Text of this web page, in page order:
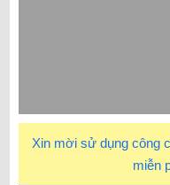
Xin mời sử dụng công
miễn